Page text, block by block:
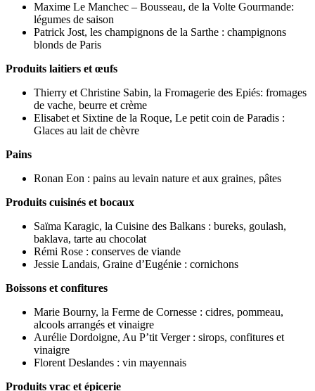
Maxime Le Manchec – Bousseau, de la Volte Gourmande:
légumes de saison
Patrick Jost, les champignons de la Sarthe : champignons
blonds de Paris
Produits laitiers et œufs
Thierry et Christine Sabin, la Fromagerie des Epiés: fromages
de vache, beurre et crème
Elisabet et Sixtine de la Roque, Le petit coin de Paradis :
Glaces au lait de chèvre
Pains
Ronan Eon : pains au levain nature et aux graines, pâtes
Produits cuisinés et bocaux
Saïma Karagic, la Cuisine des Balkans : bureks, goulash,
baklava, tarte au chocolat
Rémi Rose : conserves de viande
Jessie Landais, Graine d’Eugénie : cornichons
Boissons et confitures
Marie Bourny, la Ferme de Cornesse : cidres, pommeau,
alcools arrangés et vinaigre
Aurélie Dordoigne, Au P’tit Verger : sirops, confitures et
vinaigre
Florent Deslandes : vin mayennais
Produits vrac et épicerie